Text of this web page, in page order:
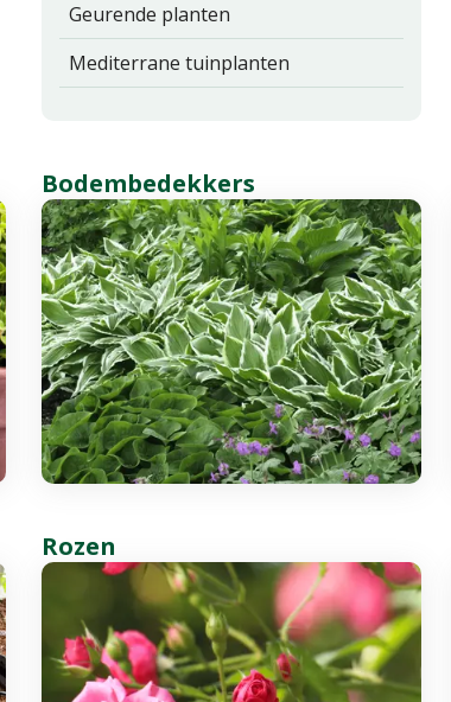
Geurende planten
Mediterrane tuinplanten
Bodembedekkers
Rozen